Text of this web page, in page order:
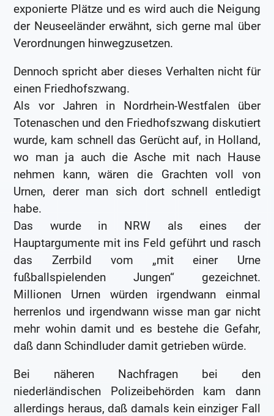
exponierte Plätze und es wird auch die Neigung
der Neuseeländer erwähnt, sich gerne mal über
Verordnungen hinwegzusetzen.
Dennoch spricht aber dieses Verhalten nicht für
einen Friedhofszwang.
Als vor Jahren in Nordrhein-Westfalen über
Totenaschen und den Friedhofszwang diskutiert
wurde, kam schnell das Gerücht auf, in Holland,
wo man ja auch die Asche mit nach Hause
nehmen kann, wären die Grachten voll von
Urnen, derer man sich dort schnell entledigt
habe.
Das wurde in NRW als eines der
Hauptargumente mit ins Feld geführt und rasch
das Zerrbild vom „mit einer Urne
fußballspielenden Jungen“ gezeichnet.
Millionen Urnen würden irgendwann einmal
herrenlos und irgendwann wisse man gar nicht
mehr wohin damit und es bestehe die Gefahr,
daß dann Schindluder damit getrieben würde.
Bei näheren Nachfragen bei den
niederländischen Polizeibehörden kam dann
allerdings heraus, daß damals kein einziger Fall